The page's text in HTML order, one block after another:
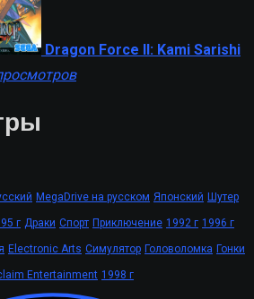
Dragon Force II: Kami Sarishi
MegaDrive на русском Японский Шутер
г Драки Спорт Приключение 1992 г 1996 г
Electronic Arts Симулятор Головоломка Гонки
Entertainment 1998 г